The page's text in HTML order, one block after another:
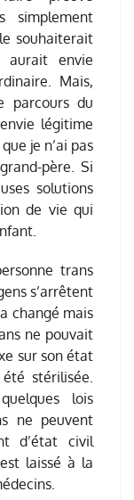
simplement
souhaiterait
aurait envie
Mais,
parcours du
légitime
je n’ai pas
père. Si
solutions
de vie qui
trans
s’arrêtent
changé mais
ne pouvait
sur son état
stérilisée.
lois
ne peuvent
d’état civil
laissé à la